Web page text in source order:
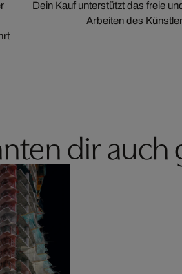
Dein Kauf unterstützt das freie
Arbeiten des
dir auch